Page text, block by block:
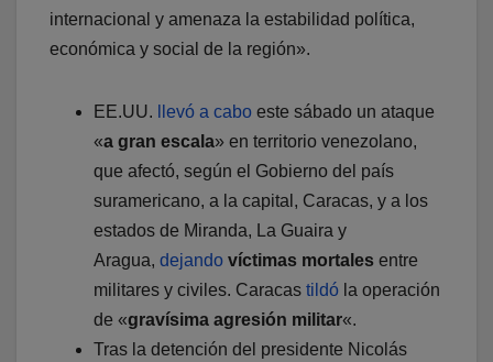
internacional y amenaza la estabilidad política,
económica y social de la región».
EE.UU. llevó a cabo este sábado un ataque
«a gran escala» en territorio venezolano,
que afectó, según el Gobierno del país
suramericano, a la capital, Caracas, y a los
estados de Miranda, La Guaira y
Aragua, dejando víctimas mortales entre
militares y civiles. Caracas tildó la operación
de «gravísima agresión militar«.
Tras la detención del presidente Nicolás